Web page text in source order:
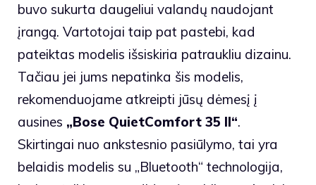
buvo sukurta daugeliui valandų naudojant
įrangą. Vartotojai taip pat pastebi, kad
pateiktas modelis išsiskiria patraukliu dizainu.
Tačiau jei jums nepatinka šis modelis,
rekomenduojame atkreipti jūsų dėmesį į
ausines „Bose QuietComfort 35 II“.
Skirtingai nuo ankstesnio pasiūlymo, tai yra
belaidis modelis su „Bluetooth“ technologija,